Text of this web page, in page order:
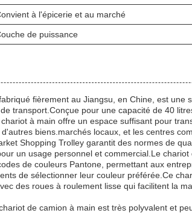
à l'épicerie et au marché
de puissance
fièrement au Jiangsu, en Chine, est une
transport.Conçue pour une capacité de 40
à main offre un espace suffisant pour
biens.marchés locaux, et les centres
Shopping Trolley garantit des normes de
un usage personnel et commercial.Le chariot
de couleurs Pantone, permettant aux
de sélectionner leur couleur préférée.Ce
des roues à roulement lisse qui facilitent la
de camion à main est très polyvalent et